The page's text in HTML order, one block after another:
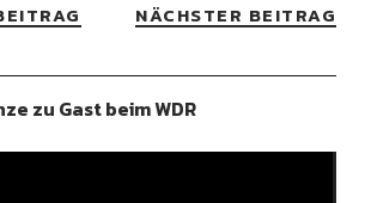
NÄCHSTER BEITRAG
zu Gast beim WDR